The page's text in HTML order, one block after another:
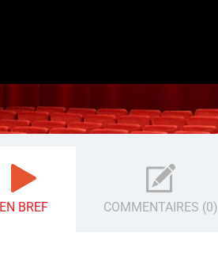
EN BREF COMMENTAIRES (0)